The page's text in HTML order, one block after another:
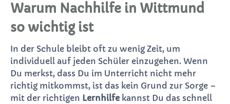
Warum Nachhilfe in Wittmund
so wichtig ist
In der Schule bleibt oft zu wenig Zeit, um
individuell auf jeden Schüler einzugehen. Wenn
Du merkst, dass Du im Unterricht nicht mehr
richtig mitkommst, ist das kein Grund zur Sorge –
mit der richtigen Lernhilfe kannst Du das schnell